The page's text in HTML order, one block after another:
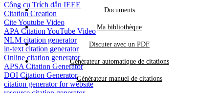
Công cụ Trích dẫn IEEE
Citation Creation
Cite Youtube Video
APA Citation YouTube Video
NLM citation generator
in-text citation generator
Online citation generator
APSA Citation Generator
DOI Citation Generator
citation generator for website
Documents
Ma bibliothèque
Discuter avec un PDF
Générateur automatique de citations
Générateur manuel de citations